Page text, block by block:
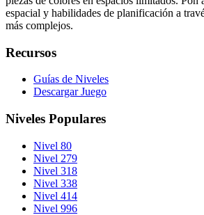
espacial y habilidades de planificación a
más complejos.
Recursos
Guías de Niveles
Descargar Juego
Niveles Populares
Nivel 80
Nivel 279
Nivel 318
Nivel 338
Nivel 414
Nivel 996